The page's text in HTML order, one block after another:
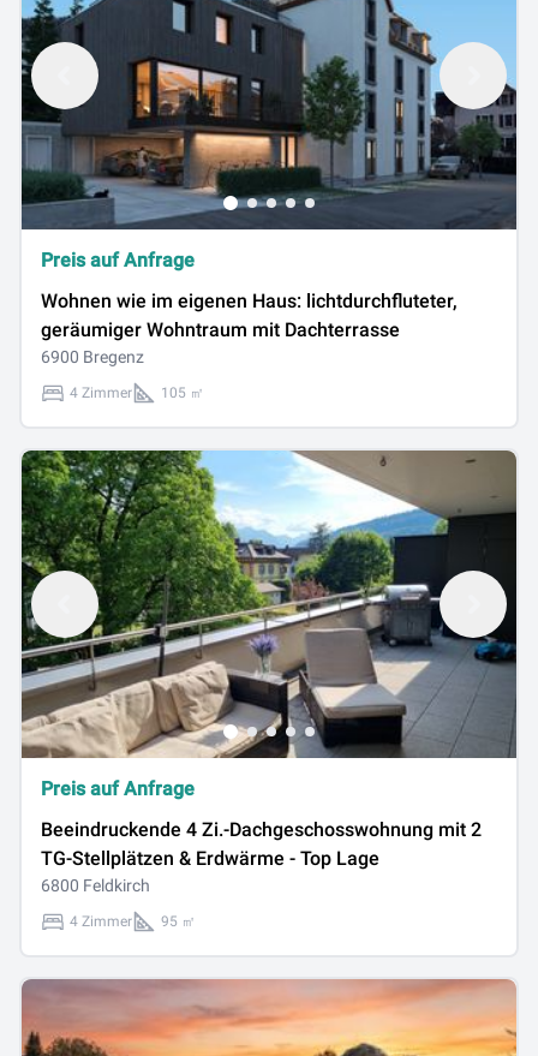
Preis auf Anfrage
Wohnen wie im eigenen Haus: lichtdurchfluteter,
geräumiger Wohntraum mit Dachterrasse
6900 Bregenz
4 Zimmer 105 ㎡
Preis auf Anfrage
Beeindruckende 4 Zi.-Dachgeschosswohnung mit 2
TG-Stellplätzen & Erdwärme - Top Lage
6800 Feldkirch
4 Zimmer 95 ㎡